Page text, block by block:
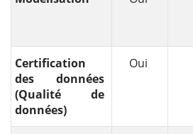
Certification
des données
(Qualité de
données)
Oui